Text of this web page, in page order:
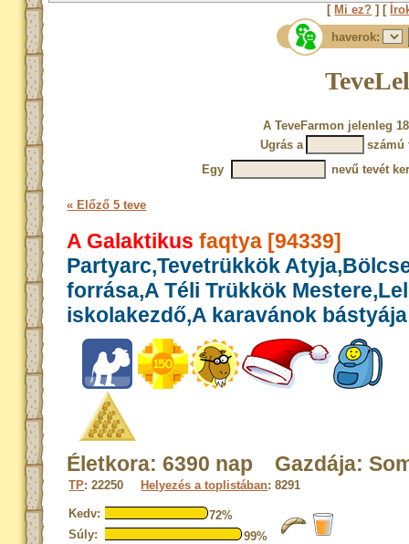
[ Mi ez? ] [
haverok:
A TeveFarmon jelenleg
Ugrás a
számú
Egy
nevű tevét
« Előző 5 teve
A Galaktikus faqtya [94339]
Partyarc,Tevetrükkök
forrása,A Téli Trükkök
iskolakezdő,A karavánok bástyája
Életkora: 6390 nap Gazdája:
TP: 22250 Helyezés a toplistában: 8291
Kedv:
72%
Súly:
99%